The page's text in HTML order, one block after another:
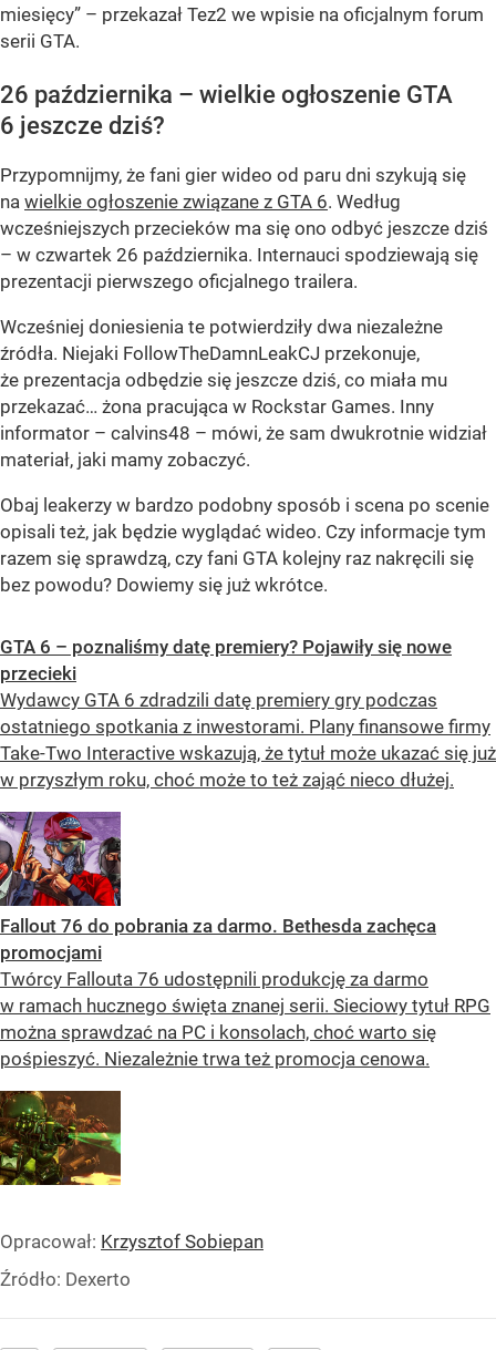
miesięcy” – przekazał Tez2 we wpisie na oficjalnym forum
serii GTA.
26 października – wielkie ogłoszenie GTA
6 jeszcze dziś?
Przypomnijmy, że fani gier wideo od paru dni szykują się
na wielkie ogłoszenie związane z GTA 6. Według
wcześniejszych przecieków ma się ono odbyć jeszcze dziś
– w czwartek 26 października. Internauci spodziewają się
prezentacji pierwszego oficjalnego trailera.
Wcześniej doniesienia te potwierdziły dwa niezależne
źródła. Niejaki FollowTheDamnLeakCJ przekonuje,
że prezentacja odbędzie się jeszcze dziś, co miała mu
przekazać… żona pracująca w Rockstar Games. Inny
informator – calvins48 – mówi, że sam dwukrotnie widział
materiał, jaki mamy zobaczyć.
Obaj leakerzy w bardzo podobny sposób i scena po scenie
opisali też, jak będzie wyglądać wideo. Czy informacje tym
razem się sprawdzą, czy fani GTA kolejny raz nakręcili się
bez powodu? Dowiemy się już wkrótce.
GTA 6 – poznaliśmy datę premiery? Pojawiły się nowe
przecieki
Wydawcy GTA 6 zdradzili datę premiery gry podczas
ostatniego spotkania z inwestorami. Plany finansowe firmy
Take-Two Interactive wskazują, że tytuł może ukazać się już
w przyszłym roku, choć może to też zająć nieco dłużej.
Fallout 76 do pobrania za darmo. Bethesda zachęca
promocjami
Twórcy Fallouta 76 udostępnili produkcję za darmo
w ramach hucznego święta znanej serii. Sieciowy tytuł RPG
można sprawdzać na PC i konsolach, choć warto się
pośpieszyć. Niezależnie trwa też promocja cenowa.
Opracował: Krzysztof Sobiepan
Źródło: Dexerto